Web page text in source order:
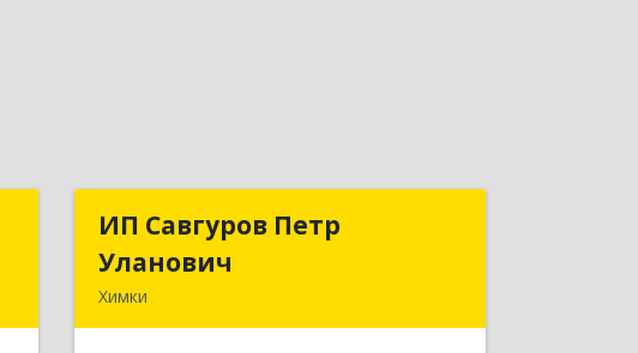
ИП Савгуров Петр
Уланович
Химки
ИП Савгуров Петр